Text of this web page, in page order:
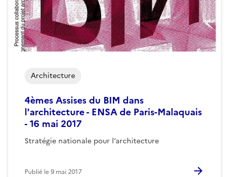
4èmes Assises du BIM dans
l'architecture - ENSA de Paris-Malaquais
- 16 mai 2017
Stratégie nationale pour l’architecture
Architecture
Publié le9 mai 2017